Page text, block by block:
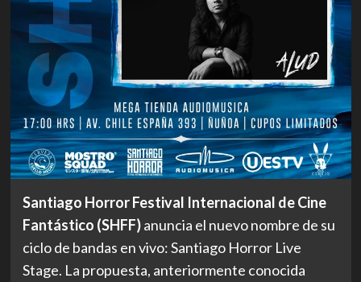
Santiago Horror Festival Internacional de Cine
Fantástico (SHFF)anuncia el nuevo nombre de su
ciclo de bandas en vivo: Santiago Horror Live
Stage. La propuesta, anteriormente conocida